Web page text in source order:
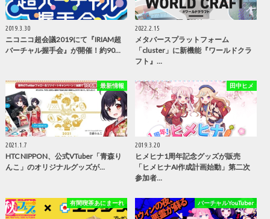
2019.3.30
ニコニコ超会議2019にて『IRIAM超
バーチャル握手会』が開催！約90…
2022.2.15
メタバースプラットフォーム
「cluster」に新機能『ワールドクラ
フト』…
最新情報
2021.1.7
HTC NIPPON、公式VTuber「青森り
んこ」のオリジナルグッズが…
田中ヒメ
2019.3.20
ヒメヒナ1周年記念グッズが販売
「ヒメヒナAI作成計画始動」第二次
参加者…
有閑喫茶あにまーれ バーチャルYouTuber